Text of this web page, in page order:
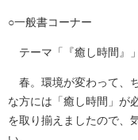
○一般書コーナー
テーマ「​​『癒し時間』
春。環境が変わって、
な方には「癒し時間」
を取り揃えましたので、